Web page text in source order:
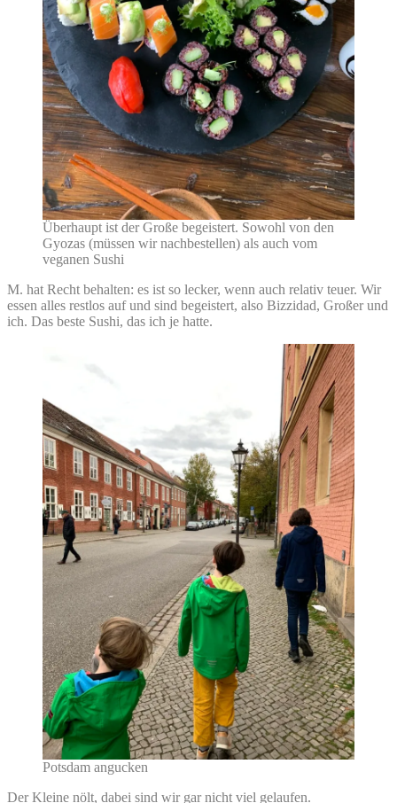
Überhaupt ist der Große begeistert. Sowohl von den
Gyozas (müssen wir nachbestellen) als auch vom
veganen Sushi
M. hat Recht behalten: es ist so lecker, wenn auch relativ teuer. Wir
essen alles restlos auf und sind begeistert, also Bizzidad, Großer und
ich. Das beste Sushi, das ich je hatte.
Potsdam angucken
Der Kleine nölt, dabei sind wir gar nicht viel gelaufen.